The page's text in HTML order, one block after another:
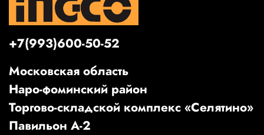
+7(993)600-50-52
Московская область
Наро-фоминский район
Торгово-складской комплекс «Селятино»
Павильон А-2